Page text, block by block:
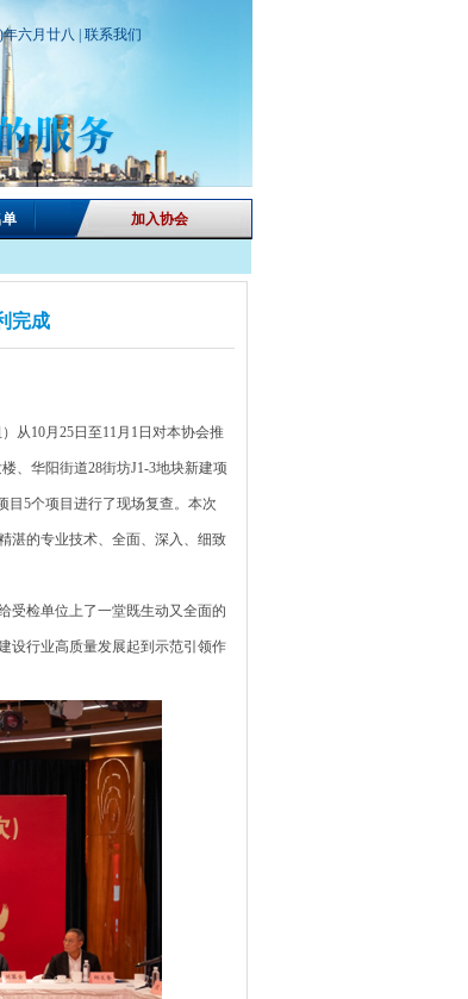
六月廿八 | 联系我们
加入协会
完成
10月25日至11月1日对本协会推
、华阳街道28街坊J1-3地块新建项
目5个项目进行了现场复查。本次
湛的专业技术、全面、深入、细致
检单位上了一堂既生动又全面的
设行业高质量发展起到示范引领作